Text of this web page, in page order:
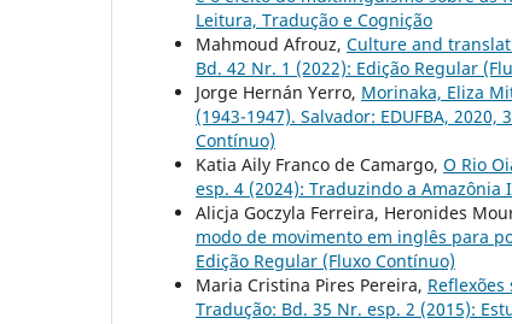
Leitura, Tradução e Cognição
Mahmoud Afrouz, Culture and
Bd. 42 Nr. 1 (2022): Edição Regular
Jorge Hernán Yerro, Morinaka, Eliza
(1943-1947). Salvador: EDUFBA, 2020,
Contínuo)
Katia Aily Franco de Camargo, O Rio
esp. 4 (2024): Traduzindo a Amazônia
Alicja Goczyla Ferreira, Heronides
modo de movimento em inglês para
Edição Regular (Fluxo Contínuo)
Maria Cristina Pires Pereira,
Tradução: Bd. 35 Nr. esp. 2 (2015):